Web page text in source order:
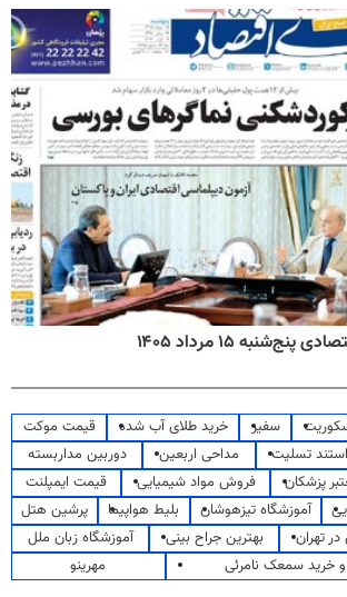
۱۵ مرداد ۱۴۰۵
سفیر خرید طلای آب شده
قیمت موکت
استند تسلیت مداحی اربعین
دوربین مداربسته
پزشکان
فروش مواد شیمیایی
قیمت ایمپلنت
آموزشگاه تیزهوشان بلیط هواپیما
پرشین هتل
تهران
بهترین جراح بینی
آموزشگاه زبان ملل
خرید سمعک نامرئی
مهرینو